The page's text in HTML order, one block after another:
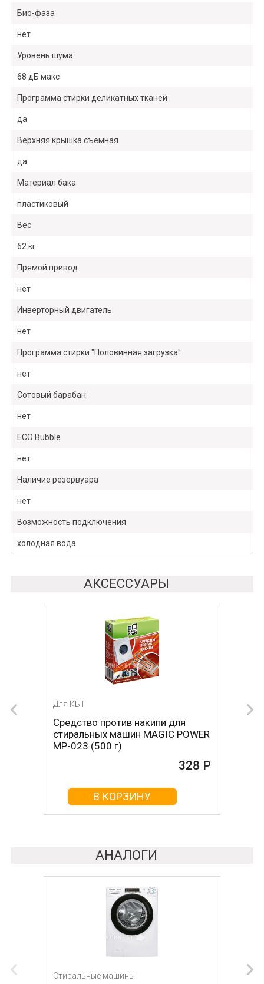
Био-фаза
нет
Уровень шума
68 дБ макс
Программа стирки деликатных тканей
да
Верхняя крышка съемная
да
Материал бака
пластиковый
Вес
62 кг
Прямой привод
нет
Инверторный двигатель
нет
Программа стирки "Половинная загрузка"
нет
Сотовый барабан
нет
ECO Bubble
нет
Наличие резервуара
нет
Возможность подключения
холодная вода
АКСЕССУАРЫ
Для КБТ
Средство против накипи для
стиральных машин MAGIC POWER
MP-023 (500 г)
328 Р
В КОРЗИНУ
Для КБТ
Средство против накипи для
стиральных машин BON BN-023
(500 г)
161 Р
В КОРЗИНУ
АНАЛОГИ
Стиральные машины
Стиральные машины